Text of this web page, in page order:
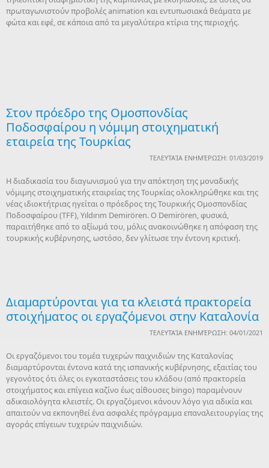
πρωταγωνιστούν προβολές animation και εντυπωσιακά θεάματα με
φώτα και εφέ, σε κάποια από τα μεγαλύτερα κτίρια της περιοχής.
Στον πρόεδρο της Ομοσπονδίας
Ποδοσφαίρου η νόμιμη στοιχηματική
εταιρεία της Τουρκίας
ΤΕΛΕΥΤΑΊΑ ΕΝΗΜΈΡΩΣΗ: 01/03/2019
Η διαδικασία του διαγωνισμού για την απόκτηση της μοναδικής
νόμιμης στοιχηματικής εταιρείας της Τουρκίας ολοκληρώθηκε και της
νέας ιδιοκτήτριας ηγείται ο πρόεδρος της Τουρκικής Ομοσπονδίας
Ποδοσφαίρου (TFF), Yıldırım Demirören. Ο Demirören, φυσικά,
παραιτήθηκε από το αξίωμά του, μόλις ανακοινώθηκε η απόφαση της
τουρκικής κυβέρνησης, ωστόσο, δεν γλίτωσε την έντονη κριτική.
Διαμαρτύρονται για τα κλειστά πρακτορεία
στοιχήματος οι εργαζόμενοι στην Καταλονία
ΤΕΛΕΥΤΑΊΑ ΕΝΗΜΈΡΩΣΗ: 04/01/2021
Οι εργαζόμενοι του τομέα τυχερών παιχνιδιών της Καταλονίας
διαμαρτύρονται έντονα κατά της ισπανικής κυβέρνησης, εξαιτίας του
γεγονότος ότι όλες οι εγκαταστάσεις του κλάδου (από πρακτορεία
στοιχήματος και επίγεια καζίνο έως αίθουσες bingo) παραμένουν
αδικαιολόγητα κλειστές. Οι εργαζόμενοι κάνουν λόγο για αδικία και
απαιτούν να εκπονηθεί ένα ασφαλές πρόγραμμα επαναλειτουργίας της
αγοράς επίγειων τυχερών παιχνιδιών.